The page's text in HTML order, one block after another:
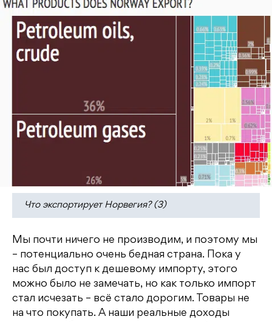
Что экспортирует Норвегия? (3)
Мы почти ничего не производим, и поэтому мы
– потенциально очень бедная страна. Пока у
нас был доступ к дешевому импорту, этого
можно было не замечать, но как только импорт
стал исчезать – всё стало дорогим. Товары не
на что покупать. А наши реальные доходы